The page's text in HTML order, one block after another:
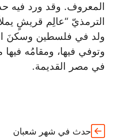
المعروف. وقد ورد فيه
الترمذيّ “عالِم قريشٍ
ولد في فلسطين وسكنَ
وتوفي فيها، ومقامُه
في مصر القديمة.
حدث في شهر شعبان